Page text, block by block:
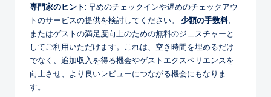
専門家のヒント: 早めのチェックインや遅めのチェックアウ
トのサービスの提供を検討してください。 少額の手数料、
またはゲストの満足度向上のための無料のジェスチャーと
してご利用いただけます。これは、空き時間を埋めるだけ
でなく、追加収入を得る機会やゲストエクスペリエンスを
向上させ、より良いレビューにつながる機会にもなりま
す。